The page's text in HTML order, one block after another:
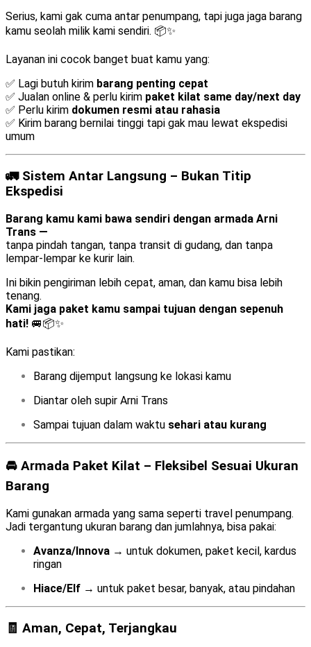
Serius, kami gak cuma antar penumpang, tapi juga jaga barang
kamu seolah milik kami sendiri. 📦✨
Layanan ini cocok banget buat kamu yang:
✅ Lagi butuh kirim barang penting cepat
✅ Jualan online & perlu kirim paket kilat same day/next day
✅ Perlu kirim dokumen resmi atau rahasia
✅ Kirim barang bernilai tinggi tapi gak mau lewat ekspedisi
umum
🚛 Sistem Antar Langsung – Bukan Titip
Ekspedisi
Barang kamu kami bawa sendiri dengan armada Arni
Trans —
tanpa pindah tangan, tanpa transit di gudang, dan tanpa
lempar-lempar ke kurir lain.
Ini bikin pengiriman lebih cepat, aman, dan kamu bisa lebih
tenang.
Kami jaga paket kamu sampai tujuan dengan sepenuh
hati! 🚐📦✨
Kami pastikan:
Barang dijemput langsung ke lokasi kamu
Diantar oleh supir Arni Trans
Sampai tujuan dalam waktu sehari atau kurang
🚘 Armada Paket Kilat – Fleksibel Sesuai Ukuran
Barang
Kami gunakan armada yang sama seperti travel penumpang.
Jadi tergantung ukuran barang dan jumlahnya, bisa pakai:
Avanza/Innova → untuk dokumen, paket kecil, kardus
ringan
Hiace/Elf → untuk paket besar, banyak, atau pindahan
🧾 Aman, Cepat, Terjangkau